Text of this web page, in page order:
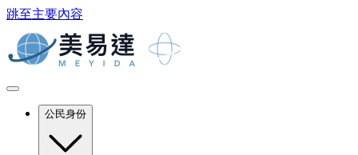
跳至主要內容
公民身份